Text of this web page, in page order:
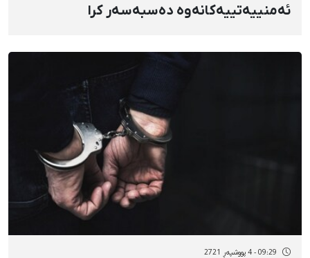
ئەمنییەتییەکانەوە دەسبەسەر کرا
09:29 - 4 پووشپەڕ 2721